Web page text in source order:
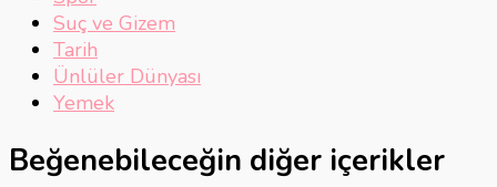
Suç ve Gizem
Tarih
Ünlüler Dünyası
Yemek
Beğenebileceğin diğer içerikler